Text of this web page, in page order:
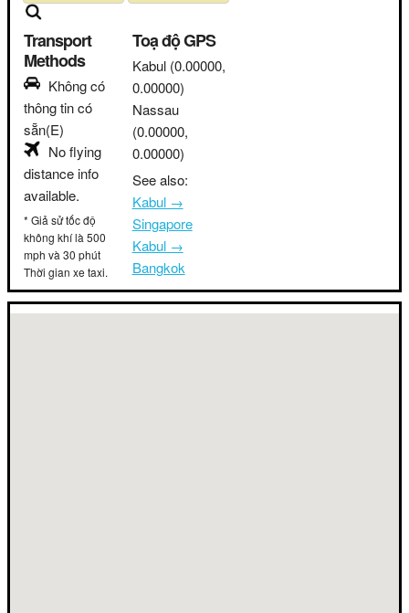
Transport
Methods
Không có
thông tin có
sẵn(E)
No flying
distance info
available.
* Giả sử tốc độ
không khí là 500
mph và 30 phút
Thời gian xe taxi.
Toạ độ GPS
Kabul (0.00000,
0.00000)
Nassau
(0.00000,
0.00000)
See also:
Kabul →
Singapore
Kabul →
Bangkok